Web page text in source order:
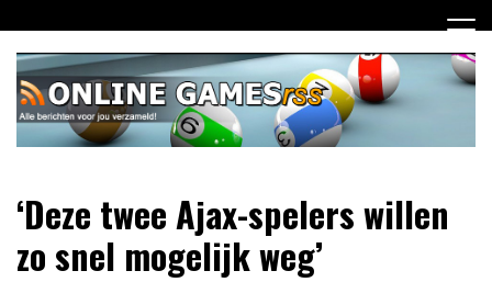
naar
inhoud
Online Games RSS
verzameld
‘Deze twee Ajax-spelers willen
zo snel mogelijk weg’